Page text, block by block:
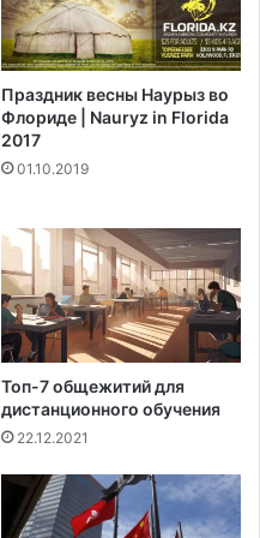
Праздник весны Наурыз во
Флориде | Nauryz in Florida
2017
01.10.2019
Топ-7 общежитий для
дистанционного обучения
22.12.2021